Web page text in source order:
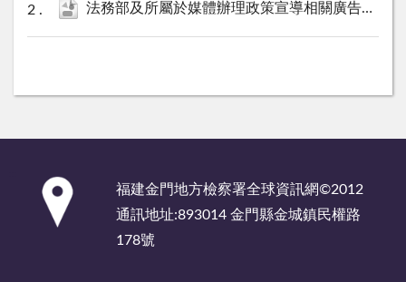
法務部及所屬於媒體辦理政策宣導相關廣告彙整表（金門地檢署115年4月份）.ods
福建金門地方檢察署全球資訊網©2012
通訊地址:893014 金門縣金城鎮民權路
178號